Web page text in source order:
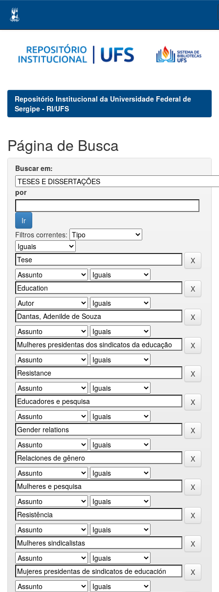
navigation
Repositório Institucional da Universidade Federal de
Sergipe - RI/UFS
Página de Busca
Buscar em:
por
Filtros correntes: